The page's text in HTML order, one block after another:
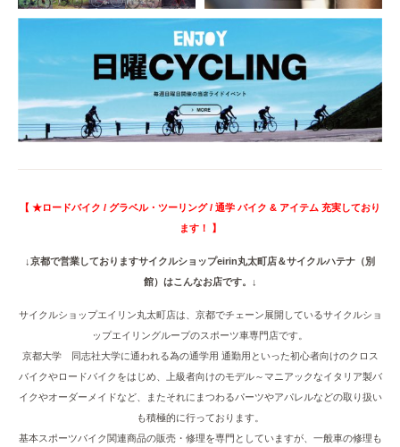
【 ★ロードバイク / グラベル・ツーリング / 通学 バイク & アイテム 充実しており
ます！ 】
↓京都で営業しておりますサイクルショップeirin丸太町店＆サイクルハテナ（別
館）はこんなお店です。↓
サイクルショップエイリン丸太町店は、京都でチェーン展開しているサイクルショ
ップエイリングループのスポーツ車専門店です。
京都大学 同志社大学に通われる為の通学用 通勤用といった初心者向けのクロス
バイクやロードバイクをはじめ、上級者向けのモデル～マニアックなイタリア製バ
イクやオーダーメイドなど、またそれにまつわるパーツやアパレルなどの取り扱い
も積極的に行っております。
基本スポーツバイク関連商品の販売・修理を専門としていますが、一般車の修理も